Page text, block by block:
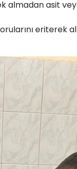
almadan asit
eriterek